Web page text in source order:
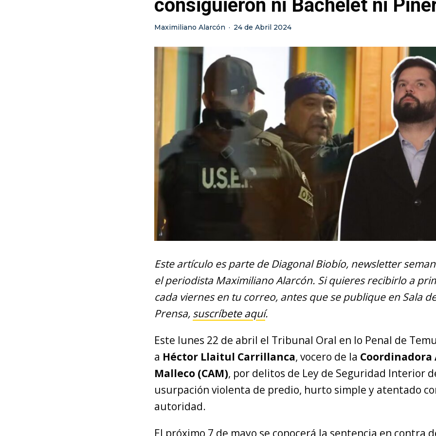
consiguieron ni Bachelet ni
Maximiliano Alarcón · 24 de Abril 2024
Este artículo es parte de Diagonal Biobío, newsletter
el periodista Maximiliano Alarcón. Si quieres recibirlo a
cada viernes en tu correo, antes que se publique en Sala
Prensa, suscríbete aquí.
Este lunes 22 de abril el Tribunal Oral en lo Penal de
a Héctor Llaitul Carrillanca, vocero de la Coordinadora
Malleco (CAM), por delitos de Ley de Seguridad Interior
usurpación violenta de predio, hurto simple y atentado
autoridad.
El próximo 7 de mayo se conocerá la sentencia en contra